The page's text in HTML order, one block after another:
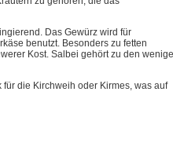
Das Gewürz wird für
benutzt. Besonders zu fetten
Kost. Salbei gehört zu den
die Kirchweih oder Kirmes, was auf